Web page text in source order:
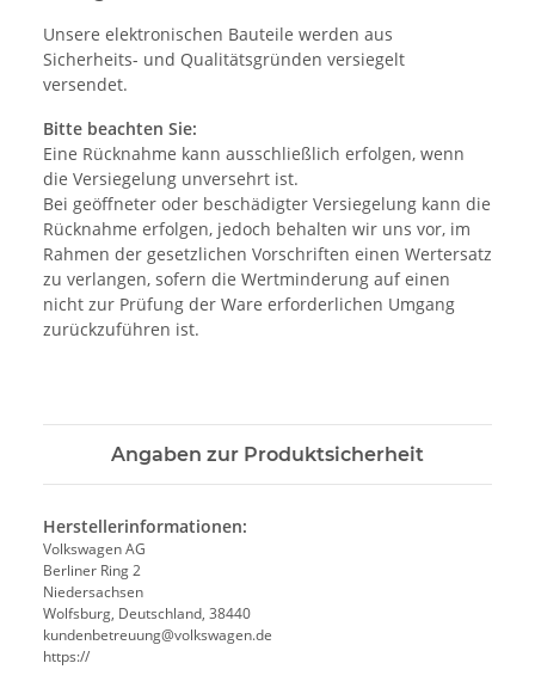
Unsere elektronischen Bauteile werden aus
Sicherheits- und Qualitätsgründen versiegelt
versendet.
Bitte beachten Sie:
Eine Rücknahme kann ausschließlich erfolgen, wenn
die Versiegelung unversehrt ist.
Bei geöffneter oder beschädigter Versiegelung kann die
Rücknahme erfolgen, jedoch behalten wir uns vor, im
Rahmen der gesetzlichen Vorschriften einen Wertersatz
zu verlangen, sofern die Wertminderung auf einen
nicht zur Prüfung der Ware erforderlichen Umgang
zurückzuführen ist.
Angaben zur Produktsicherheit
Herstellerinformationen:
Volkswagen AG
Berliner Ring 2
Niedersachsen
Wolfsburg, Deutschland, 38440
kundenbetreuung@volkswagen.de
https://